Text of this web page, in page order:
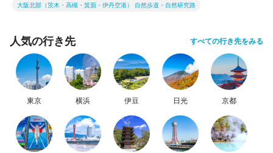
大阪北部（茨木・高槻・箕面・伊丹空港） 自然歩道・自然研究路
人気の行き先 すべての行き先をみる
東京 横浜 伊豆 日光 京都